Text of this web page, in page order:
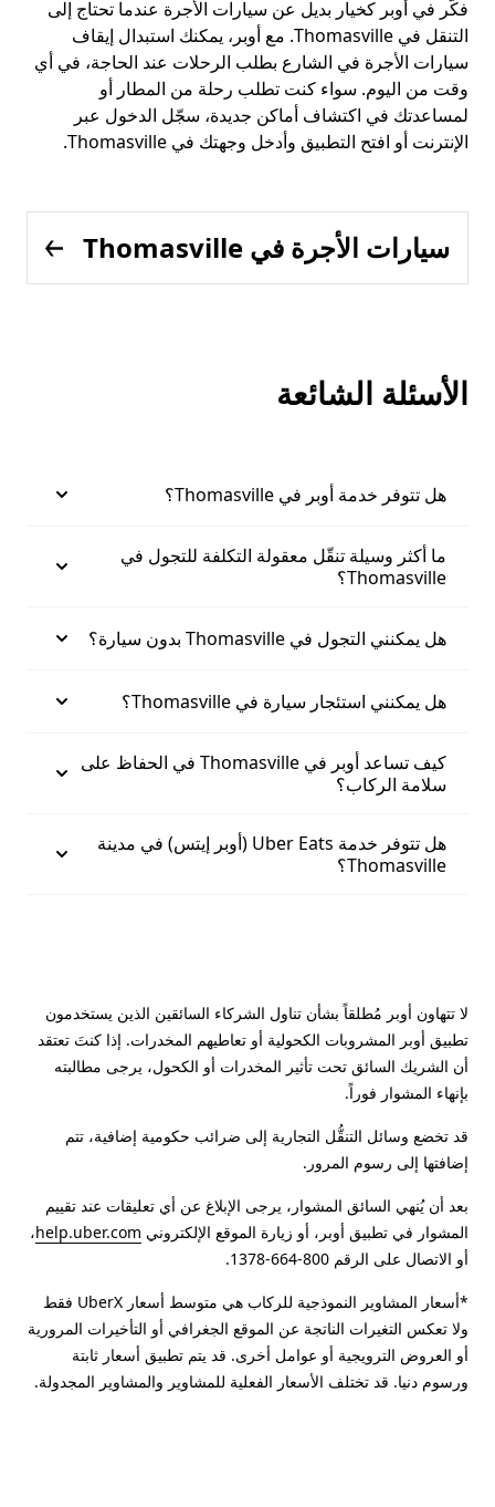
فكّر في أوبر كخيار بديل عن سيارات الأجرة عندما تحتاج إلى
التنقل في Thomasville. مع أوبر، يمكنك استبدال إيقاف
سيارات الأجرة في الشارع بطلب الرحلات عند الحاجة، في أي
وقت من اليوم. سواء كنت تطلب رحلة من المطار أو
لمساعدتك في اكتشاف أماكن جديدة، سجّل الدخول عبر
الإنترنت أو افتح التطبيق وأدخل وجهتك في Thomasville.
سيارات الأجرة في Thomasville
الأسئلة الشائعة
هل تتوفر خدمة أوبر في Thomasville؟
ما أكثر وسيلة تنقّل معقولة التكلفة للتجول في
Thomasville؟
هل يمكنني التجول في Thomasville بدون سيارة؟
هل يمكنني استئجار سيارة في Thomasville؟
كيف تساعد أوبر في Thomasville في الحفاظ على
سلامة الركاب؟
هل تتوفر خدمة Uber Eats (أوبر إيتس) في مدينة
Thomasville؟
لا تتهاون أوبر مُطلقاً بشأن تناول الشركاء السائقين الذين يستخدمون
تطبيق أوبر المشروبات الكحولية أو تعاطيهم المخدرات. إذا كنتَ تعتقد
أن الشريك السائق تحت تأثير المخدرات أو الكحول، يرجى مطالبته
بإنهاء المشوار فوراً.
قد تخضع وسائل التنقُّل التجارية إلى ضرائب حكومية إضافية، تتم
إضافتها إلى رسوم المرور.
بعد أن يُنهي السائق المشوار، يرجى الإبلاغ عن أي تعليقات عند تقييم
المشوار في تطبيق أوبر، أو زيارة الموقع الإلكتروني help.uber.com،
أو الاتصال على الرقم 800-664-1378.
*أسعار المشاوير النموذجية للركاب هي متوسط أسعار UberX فقط
ولا تعكس التغيرات الناتجة عن الموقع الجغرافي أو التأخيرات المرورية
أو العروض الترويجية أو عوامل أخرى. قد يتم تطبيق أسعار ثابتة
ورسوم دنيا. قد تختلف الأسعار الفعلية للمشاوير والمشاوير المجدولة.